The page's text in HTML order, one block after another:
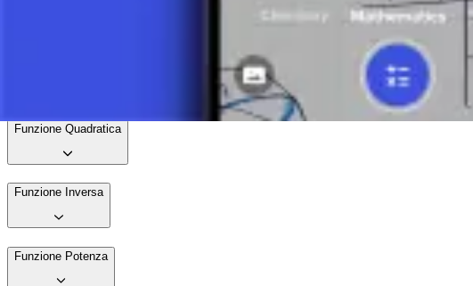
Funzione Quadratica
Funzione Inversa
Funzione Potenza